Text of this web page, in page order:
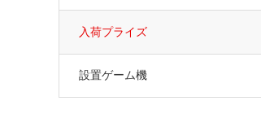
入荷プライズ
設置ゲーム機